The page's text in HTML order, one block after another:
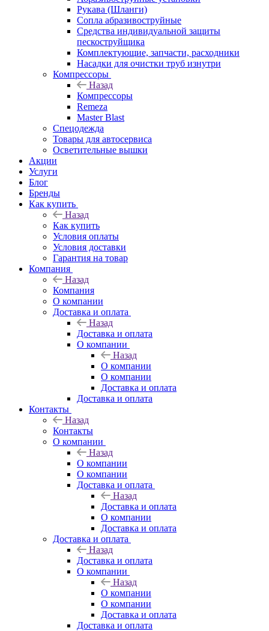
Рукава (Шланги)
Сопла абразивоструйные
Средства индивидуальной защиты
пескоструйщика
Комплектующие, запчасти, расходники
Насадки для очистки труб изнутри
Компрессоры
Назад
Компрессоры
Remeza
Master Blast
Спецодежда
Товары для автосервиса
Осветительные вышки
Акции
Услуги
Блог
Бренды
Как купить
Назад
Как купить
Условия оплаты
Условия доставки
Гарантия на товар
Компания
Назад
Компания
О компании
Доставка и оплата
Назад
Доставка и оплата
О компании
Назад
О компании
О компании
Доставка и оплата
Доставка и оплата
Контакты
Назад
Контакты
О компании
Назад
О компании
О компании
Доставка и оплата
Назад
Доставка и оплата
О компании
Доставка и оплата
Доставка и оплата
Назад
Доставка и оплата
О компании
Назад
О компании
О компании
Доставка и оплата
Доставка и оплата